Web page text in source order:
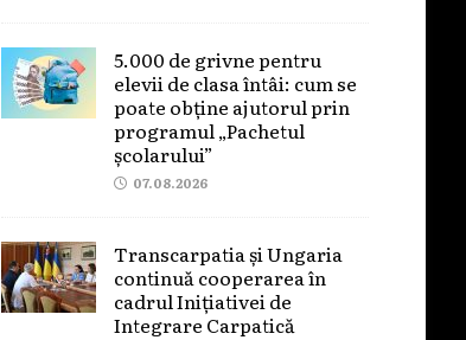
5.000 de grivne pentru
elevii de clasa întâi: cum se
poate obține ajutorul prin
programul „Pachetul
școlarului”
07.08.2026
Transcarpatia și Ungaria
continuă cooperarea în
cadrul Inițiativei de
Integrare Carpatică